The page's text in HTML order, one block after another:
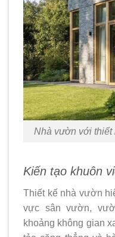
Nhà vườn với thiết
Kiến tạo khuôn
Thiết kế nhà vườn
vực sân vườn,
khoảng không gian